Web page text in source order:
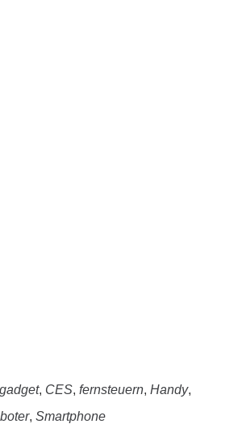
, CES, fernsteuern, Handy,
, Smartphone